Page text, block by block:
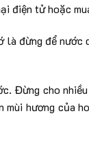
điện tử hoặc
đừng để nước
Đừng cho
hương của